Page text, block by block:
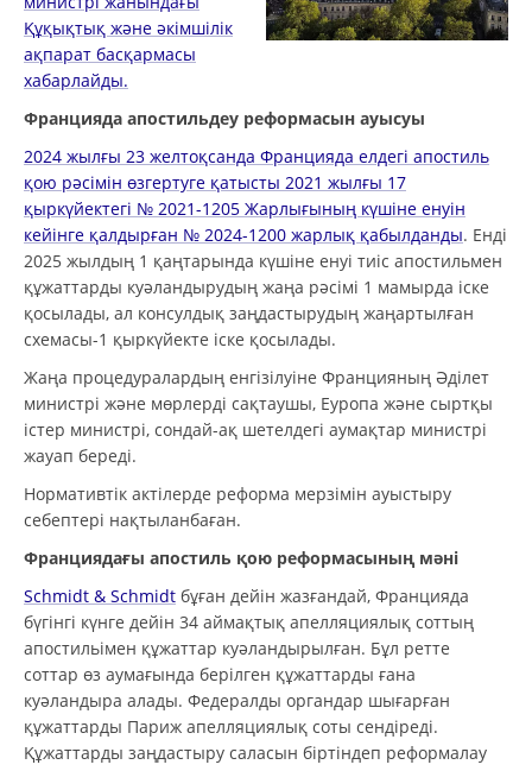
Құқықтық және әкімшілік
ақпарат басқармасы
хабарлайды.
Францияда апостильдеу реформасын ауысуы
2024 жылғы 23 желтоқсанда Францияда елдегі апостиль
қою рәсімін өзгертуге қатысты 2021 жылғы 17
қыркүйектегі № 2021-1205 Жарлығының күшіне енуін
кейінге қалдырған № 2024-1200 жарлық қабылданды. Енді
2025 жылдың 1 қаңтарында күшіне енуі тиіс апостильмен
құжаттарды куәландырудың жаңа рәсімі 1 мамырда іске
қосылады, ал консулдық заңдастырудың жаңартылған
схемасы-1 қыркүйекте іске қосылады.
Жаңа процедуралардың енгізілуіне Францияның Әділет
министрі және мөрлерді сақтаушы, Еуропа және сыртқы
істер министрі, сондай-ақ шетелдегі аумақтар министрі
жауап береді.
Нормативтік актілерде реформа мерзімін ауыстыру
себептері нақтыланбаған.
Франциядағы апостиль қою реформасының мәні
Schmidt & Schmidt бұған дейін жазғандай, Францияда
бүгінгі күнге дейін 34 аймақтық апелляциялық соттың
апостильімен құжаттар куәландырылған. Бұл ретте
соттар өз аумағында берілген құжаттарды ғана
куәландыра алады. Федералды органдар шығарған
құжаттарды Париж апелляциялық соты сендіреді.
Құжаттарды заңдастыру саласын біртіндеп реформалау